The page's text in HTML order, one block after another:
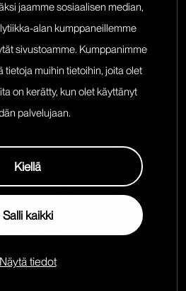
jaamme sosiaalisen median,
alan kumppaneillemme
sivustoamme. Kumppanimme
tietoja muihin tietoihin, joita olet
on kerätty, kun olet käyttänyt
palvelujaan.
Kiellä
Salli kaikki
Näytä tiedot
kohti saavutettavampaa
meiltä tarjous
ja -selosteesta. Täytä
lisätiedoilla, niin saat
sähköpostiisi: